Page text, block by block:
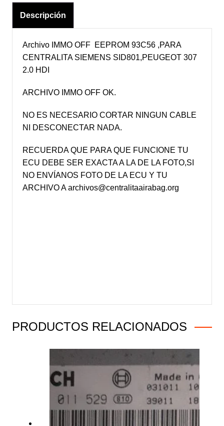
PEUGEOT
307
HDI
cantidad
Descripción
Archivo IMMO OFF EEPROM 93C56 ,PARA
CENTRALITA SIEMENS SID801,PEUGEOT 307
2.0 HDI
ARCHIVO IMMO OFF OK.
NO ES NECESARIO CORTAR NINGUN CABLE
NI DESCONECTAR NADA.
RECUERDA QUE PARA QUE FUNCIONE TU
ECU DEBE SER EXACTA A LA DE LA FOTO,SI
NO ENVÍANOS FOTO DE LA ECU Y TU
ARCHIVO A archivos@centralitaairabag.org
PRODUCTOS RELACIONADOS